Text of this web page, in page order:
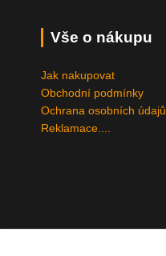
Vše o nákupu
Jak nakupovat
Obchodní podmínky
Ochrana osobních údajů
Reklamace....